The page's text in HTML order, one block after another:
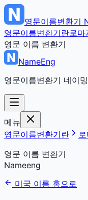
영문이름변환기
영문이름변환기란로마
영문 이름 변환기
NameEng
영문이름변환기 네이
메뉴
영문이름변환기란
영문 이름 변환기
Nameeng
미국 이름 홈으로